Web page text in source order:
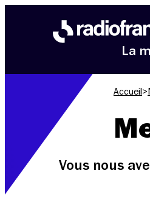
La
Accueil >
Vous nous